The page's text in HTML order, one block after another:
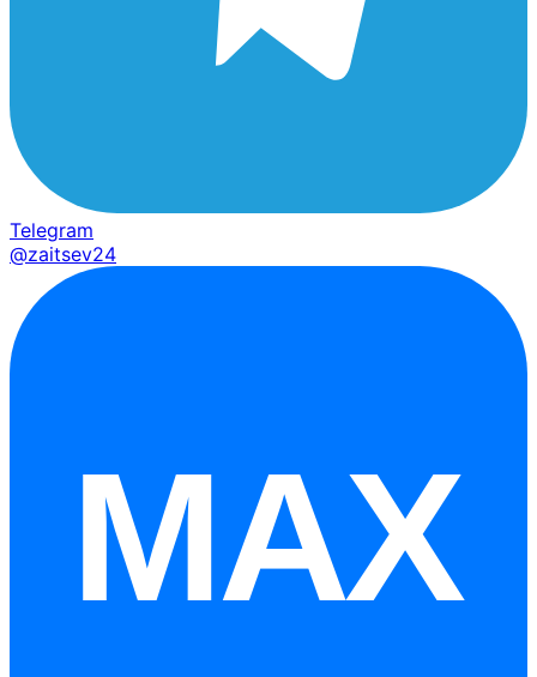
Telegram
@zaitsev24
MAX